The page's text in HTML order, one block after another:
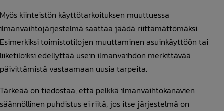
Myös kiinteistön käyttötarkoituksen muuttuessa
ilmanvaihtojärjestelmä saattaa jäädä riittämättömäksi.
Esimerkiksi toimistotilojen muuttaminen asuinkäyttöön tai
liiketiloiksi edellyttää usein ilmanvaihdon merkittävää
päivittämistä vastaamaan uusia tarpeita.
Tärkeää on tiedostaa, että pelkkä ilmanvaihtokanavien
säännöllinen puhdistus ei riitä, jos itse järjestelmä on